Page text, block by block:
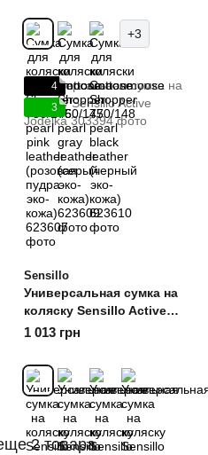
+3
4
3
Sensillo
Универсальная сумка на
коляску Sensillo Active
Jodelka
1 013 грн
2 товара